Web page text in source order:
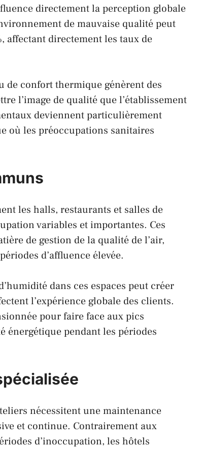
directement la perception globale
de mauvaise qualité peut
affectant directement les taux de
de confort thermique génèrent des
l’image de qualité que l’établissement
deviennent particulièrement
où les préoccupations sanitaires
les halls, restaurants et salles de
variables et importantes. Ces
de gestion de la qualité de l’air,
d’affluence élevée.
dans ces espaces peut créer
l’expérience globale des clients.
pour faire face aux pics
énergétique pendant les périodes
nécessitent une maintenance
et continue. Contrairement aux
d’inoccupation, les hôtels